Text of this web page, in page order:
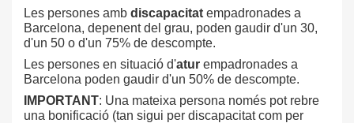
Les persones amb discapacitat empadronades a
Barcelona, depenent del grau, poden gaudir d'un 30,
d'un 50 o d'un 75% de descompte.
Les persones en situació d'atur empadronades a
Barcelona poden gaudir d'un 50% de descompte.
IMPORTANT: Una mateixa persona només pot rebre
una bonificació (tan sigui per discapacitat com per